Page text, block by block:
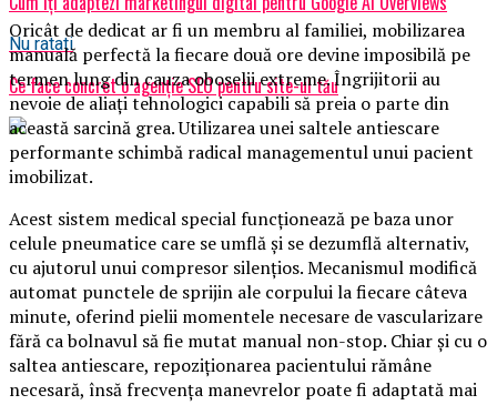
Nu ratati
Ce face concret o agenție SEO pentru site-ul tău
Oricât de dedicat ar fi un membru al familiei, mobilizarea
manuală perfectă la fiecare două ore devine imposibilă pe
termen lung din cauza oboselii extreme. Îngrijitorii au
nevoie de aliați tehnologici capabili să preia o parte din
această sarcină grea. Utilizarea unei saltele antiescare
performante schimbă radical managementul unui pacient
imobilizat.
Acest sistem medical special funcționează pe baza unor
celule pneumatice care se umflă și se dezumflă alternativ,
cu ajutorul unui compresor silențios. Mecanismul modifică
automat punctele de sprijin ale corpului la fiecare câteva
minute, oferind pielii momentele necesare de vascularizare
fără ca bolnavul să fie mutat manual non-stop. Chiar și cu o
saltea antiescare, repoziționarea pacientului rămâne
necesară, însă frecvența manevrelor poate fi adaptată mai